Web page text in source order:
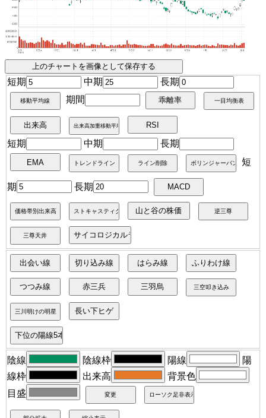
短期 中期
長期
期間
短期 中期
長期
短
期 長期
陰線 陰線枠 陽線
陽
線枠
出来高
背景色
目盛